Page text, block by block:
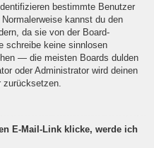
bestimmte Benutzer
kannst du den
da sie von der Board-
schreibe keine sinnlosen
— die meisten Boards dulden
oder Administrator wird deinen
zurücksetzen.
E-Mail-Link klicke, werde ich